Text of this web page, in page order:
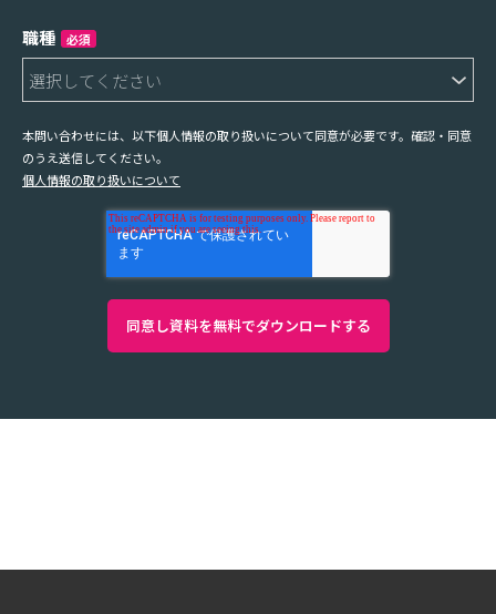
職種 必須
本問い合わせには、以下個人情報の取り扱いについて同意が必要です。確認・同意
のうえ送信してください。
個人情報の取り扱いについて